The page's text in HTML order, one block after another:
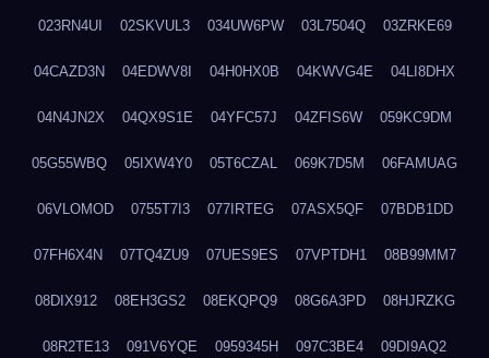
023RN4UI 02SKVUL3 034UW6PW 03L7504Q 03ZRKE69
04CAZD3N 04EDWV8I 04H0HX0B 04KWVG4E 04LI8DHX
04N4JN2X 04QX9S1E 04YFC57J 04ZFIS6W 059KC9DM
05G55WBQ 05IXW4Y0 05T6CZAL 069K7D5M 06FAMUAG
06VLOMOD 0755T7I3 077IRTEG 07ASX5QF 07BDB1DD
07FH6X4N 07TQ4ZU9 07UES9ES 07VPTDH1 08B99MM7
08DIX912 08EH3GS2 08EKQPQ9 08G6A3PD 08HJRZKG
08R2TE13 091V6YQE 0959345H 097C3BE4 09DI9AQ2